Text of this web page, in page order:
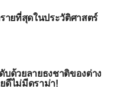
ายที่สุดในประวัติศาสตร์
บด้วยลายธงชาติของต่าง
ดีไม่มีดราม่า!